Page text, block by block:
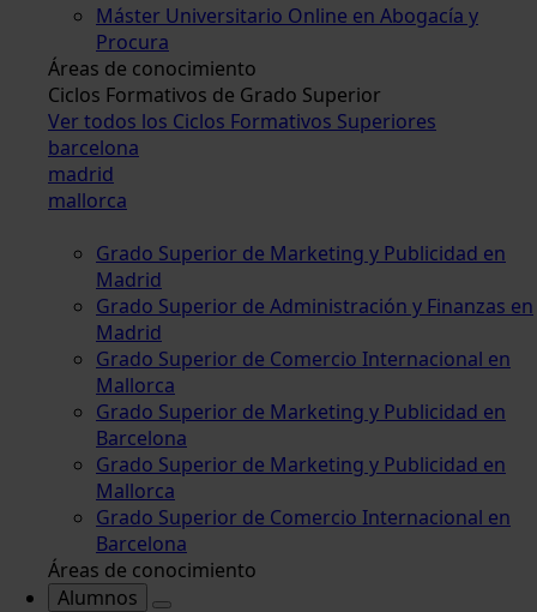
Máster Universitario Online en Abogacía y
Procura
Áreas de conocimiento
Ciclos Formativos de Grado Superior
Ver todos los Ciclos Formativos Superiores
barcelona
madrid
mallorca
Grado Superior de Marketing y Publicidad en
Madrid
Grado Superior de Administración y Finanzas en
Madrid
Grado Superior de Comercio Internacional en
Mallorca
Grado Superior de Marketing y Publicidad en
Barcelona
Grado Superior de Marketing y Publicidad en
Mallorca
Grado Superior de Comercio Internacional en
Barcelona
Áreas de conocimiento
Alumnos